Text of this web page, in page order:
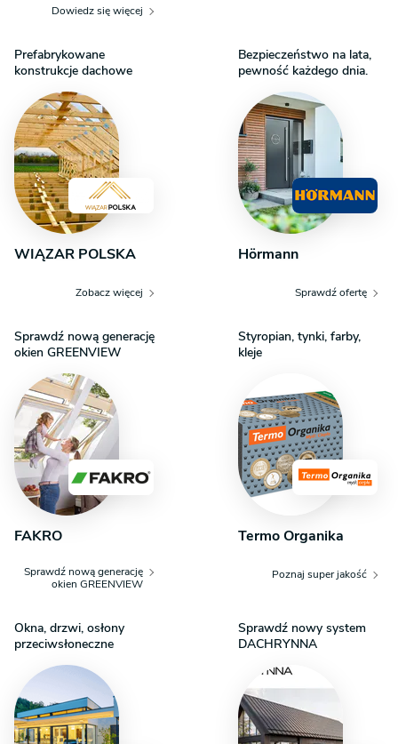
Dowiedz się więcej
Prefabrykowane
konstrukcje dachowe
WIĄZAR POLSKA
Zobacz więcej
Bezpieczeństwo na lata,
pewność każdego dnia.
Hörmann
Sprawdź ofertę
Sprawdź nową generację
okien GREENVIEW
FAKRO
Sprawdź nową generację
okien GREENVIEW
Styropian, tynki, farby,
kleje
Termo Organika
Poznaj super jakość
Okna, drzwi, osłony
przeciwsłoneczne
Sprawdź nowy system
DACHRYNNA